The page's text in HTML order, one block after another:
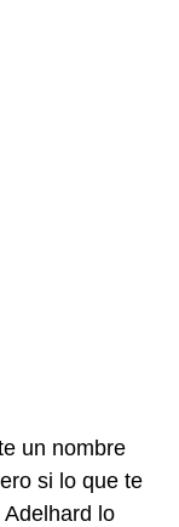
un nombre
si lo que te
lo